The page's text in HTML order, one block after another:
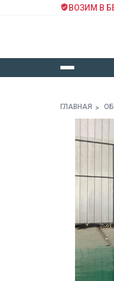
ВОЗИМ В
ГЛАВНАЯ